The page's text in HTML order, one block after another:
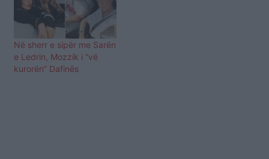
Në sherr e sipër me Sarën
e Ledrin, Mozzik i “vë
kurorën” Dafinës